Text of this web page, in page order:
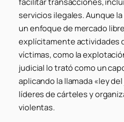
servicios ilegales. Aunque
un enfoque de mercado
explícitamente actividades
víctimas, como la
judicial lo trató como un
aplicando la llamada «ley
líderes de cárteles y
violentas.